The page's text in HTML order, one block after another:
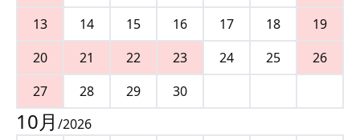
13
14 15 16 17 18
19
20
21 22 23 24 25
26
27
28 29 30
10月 /2026